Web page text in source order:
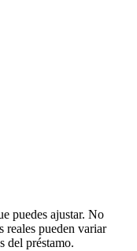
puedes ajustar. No
reales pueden variar
del préstamo.